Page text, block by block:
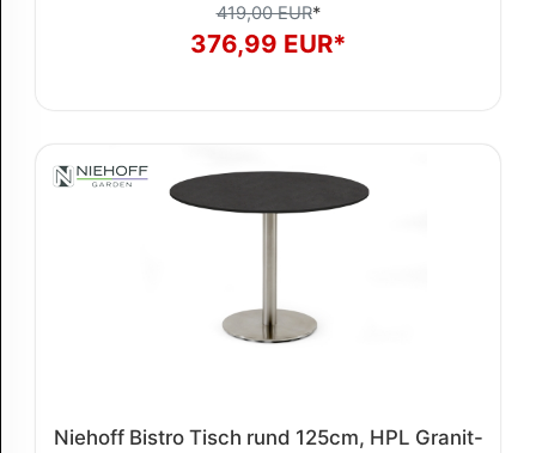
419,00 EUR*
376,99 EUR*
Niehoff Bistro Tisch rund 125cm, HPL Granit-